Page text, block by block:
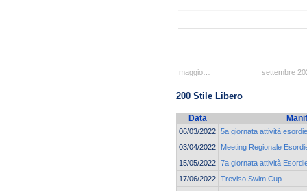
maggio… settembre
200 Stile Libero
Data
06/03/2022 5a giornata attività
03/04/2022
Meeting Regionale
15/05/2022 7a giornata attività
17/06/2022 Treviso Swim Cup